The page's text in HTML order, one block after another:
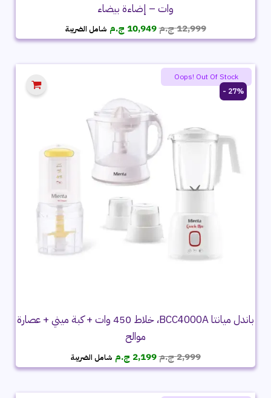
وات – إضاءة بيضاء
12,999ج.مالسعر
الأصلي
12,999 ج.م.
10,949 ج.م السعر
الحالي
10,949 ج.م.
شامل الضريبة
27% -
باندل ميانتا BCC4000A، خلاط 450 وات + كبة ميني + عصارة
موالح
2,999ج.مالسعر
الأصلي
2,999 ج.م.
2,199 ج.م السعر
الحالي
2,199 ج.م.
شامل الضريبة
Oops! Out Of Stock